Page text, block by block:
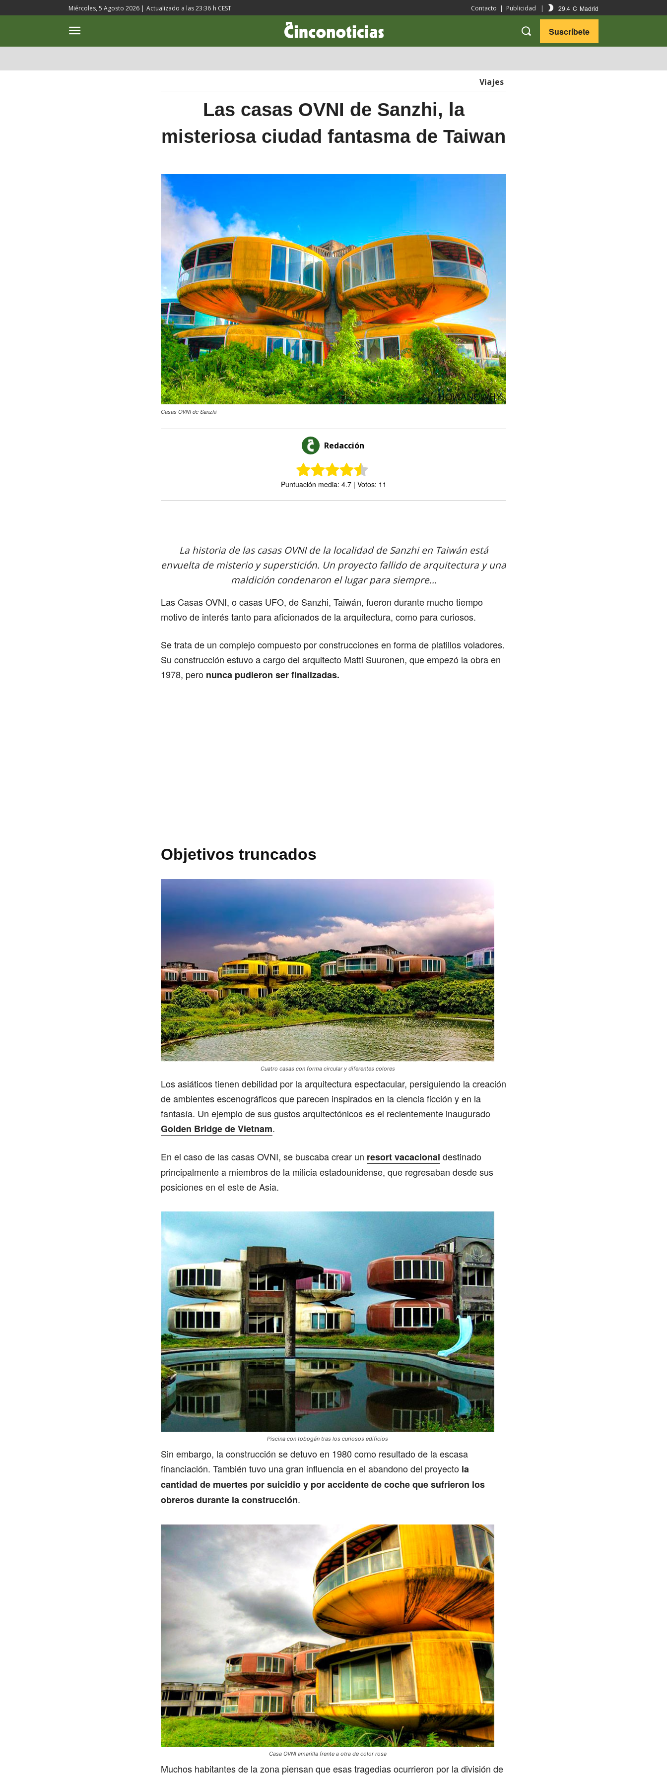
Miércoles, 5 Agosto 2026 | Actualizado a las23:36 h CEST Contacto | Publicidad | 29.4 C Madrid
Suscríbete
Viajes
Las casas OVNI de Sanzhi, la
misteriosa ciudad fantasma de Taiwan
Casas OVNI de Sanzhi
Redacción
Puntuación media: 4.7 | Votos: 11
La historia de las casas OVNI de la localidad de Sanzhi en Taiwán está
envuelta de misterio y superstición. Un proyecto fallido de arquitectura y una
maldición condenaron el lugar para siempre…
Las Casas OVNI, o casas UFO, de Sanzhi, Taiwán, fueron durante mucho tiempo
motivo de interés tanto para aficionados de la arquitectura, como para curiosos.
Se trata de un complejo compuesto por construcciones en forma de platillos voladores.
Su construcción estuvo a cargo del arquitecto Matti Suuronen, que empezó la obra en
1978, pero nunca pudieron ser finalizadas.
Objetivos truncados
Cuatro casas con forma circular y diferentes colores
Los asiáticos tienen debilidad por la arquitectura espectacular, persiguiendo la creación
de ambientes escenográficos que parecen inspirados en la ciencia ficción y en la
fantasía. Un ejemplo de sus gustos arquitectónicos es el recientemente inaugurado
Golden Bridge de Vietnam.
En el caso de las casas OVNI, se buscaba crear un resort vacacional destinado
principalmente a miembros de la milicia estadounidense, que regresaban desde sus
posiciones en el este de Asia.
Piscina con tobogán tras los curiosos edificios
Sin embargo, la construcción se detuvo en 1980 como resultado de la escasa
financiación. También tuvo una gran influencia en el abandono del proyecto la
cantidad de muertes por suicidio y por accidente de coche que sufrieron los
obreros durante la construcción.
Casa OVNI amarilla frente a otra de color rosa
Muchos habitantes de la zona piensan que esas tragedias ocurrieron por la división de